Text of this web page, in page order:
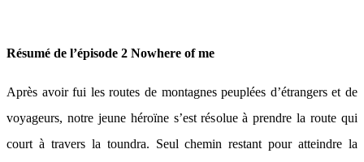
Résumé de l’épisode 2 Nowhere of me
Après avoir fui les routes de montagnes peuplées d’étrangers et de
voyageurs, notre jeune héroïne s’est résolue à prendre la route qui
court à travers la toundra. Seul chemin restant pour atteindre la